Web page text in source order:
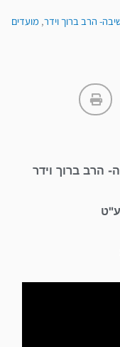
הרב ברוך וידר, מועדים
הרב ברוך וידר